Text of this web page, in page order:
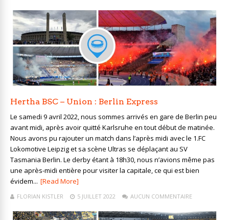
Hertha BSC – Union : Berlin Express
Le samedi 9 avril 2022, nous sommes arrivés en gare de Berlin peu
avant midi, après avoir quitté Karlsruhe en tout début de matinée.
Nous avons pu rajouter un match dans l’après midi avec le 1.FC
Lokomotive Leipzig et sa scène Ultras se déplaçant au SV
Tasmania Berlin. Le derby étant à 18h30, nous n’avions même pas
une après-midi entière pour visiter la capitale, ce qui est bien
évidem... [Read More]
FLORIAN KISTLER 5 JUILLET 2022 AUCUN COMMENTAIRE